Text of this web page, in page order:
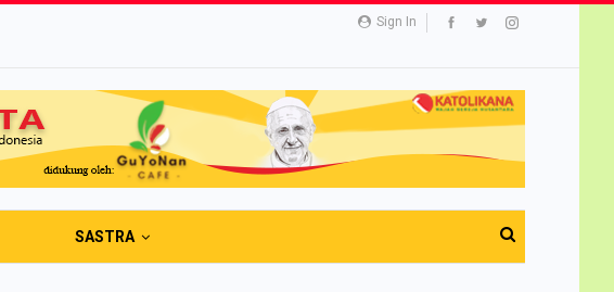
Sign In
SASTRA